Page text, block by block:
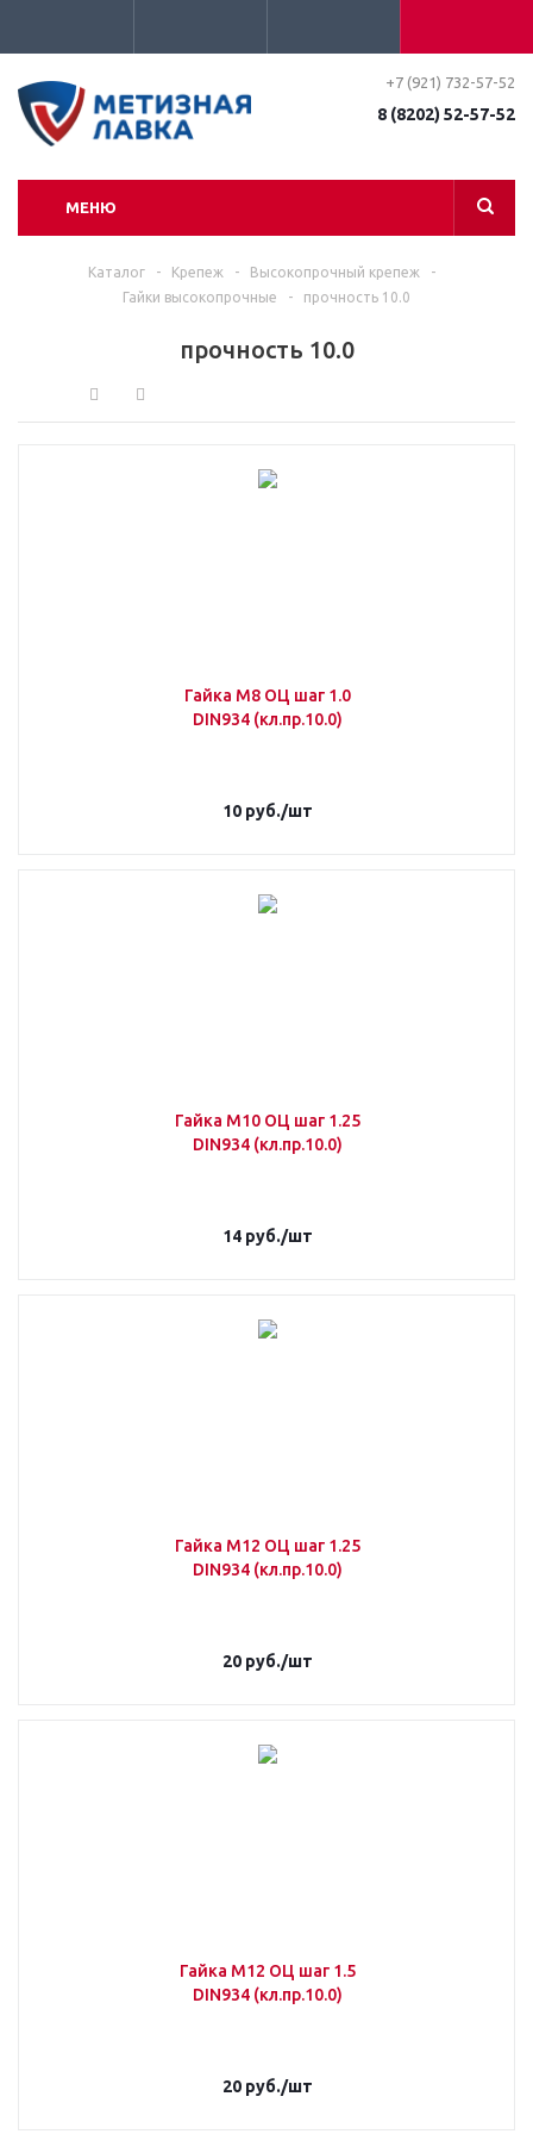
+7 (921) 732-57-52
8 (8202) 52-57-52
МЕНЮ
Каталог - Крепеж - Высокопрочный крепеж
-
Гайки высокопрочные
- прочность 10.0
прочность 10.0
Гайка М8 ОЦ шаг 1.0
DIN934 (кл.пр.10.0)
10руб./шт
Гайка М10 ОЦ шаг 1.25
DIN934 (кл.пр.10.0)
14руб./шт
Гайка М12 ОЦ шаг 1.25
DIN934 (кл.пр.10.0)
20руб./шт
Гайка М12 ОЦ шаг 1.5
DIN934 (кл.пр.10.0)
20руб./шт